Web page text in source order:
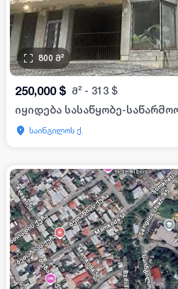
800 მ²
250,000 $ მ² - 313 $
იყიდება სასაწყობე-
საინგილოს ქ.